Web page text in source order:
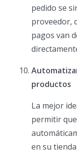
pedido se
proveedor,
pagos van
productos
La mejor
permitir
en su